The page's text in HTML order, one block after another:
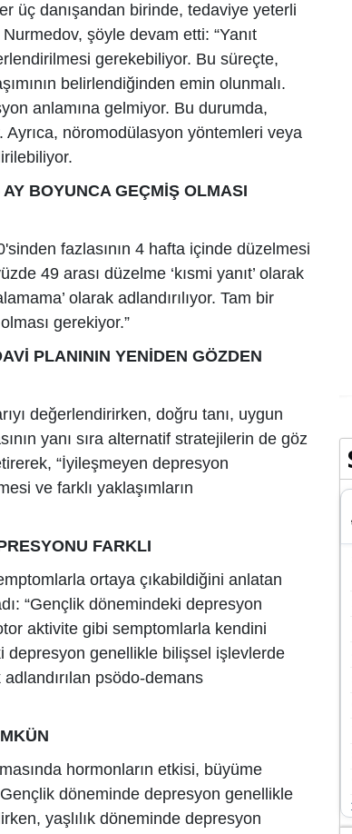
üç danışandan birinde, tedaviye yeterli
şöyle devam etti: “Yanıt
gerekebiliyor. Bu süreçte,
belirlendiğinden emin olunmalı.
anlamına gelmiyor. Bu durumda,
nöromodülasyon yöntemleri veya
BOYUNCA GEÇMİŞ OLMASI
fazlasının 4 hafta içinde düzelmesi
49 arası düzelme ‘kısmi yanıt’ olarak
olarak adlandırılıyor. Tam bir
gerekiyor.”
PLANININ YENİDEN GÖZDEN
değerlendirirken, doğru tanı, uygun
yanı sıra alternatif stratejilerin de göz
“İyileşmeyen depresyon
ve farklı yaklaşımların
FARKLI
ortaya çıkabildiğini anlatan
“Gençlik dönemindeki depresyon
aktivite gibi semptomlarla kendini
depresyon genellikle bilişsel işlevlerde
psödo-demans
hormonların etkisi, büyüme
döneminde depresyon genellikle
yaşlılık döneminde depresyon